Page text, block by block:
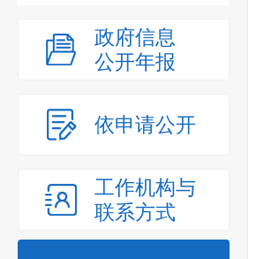
政府信息
公开年报
依申请公开
工作机构与
联系方式